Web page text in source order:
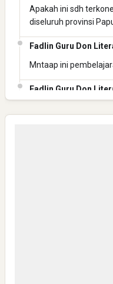
Apakah ini sdh
diseluruh provinsi
Fadlin Guru Don
Mntaap ini
Fadlin Guru Don